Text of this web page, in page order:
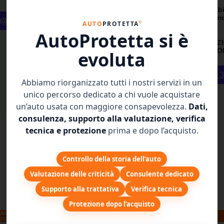
Impianto a
3 comode
rate
Acquista
199€
3
3
Acquista
+ IMPIANTO GAS
+ CAMBIO AUT. +
AUTOPROTETTA®
AutoProtetta si è
evoluta
Abbiamo riorganizzato tutti i nostri servizi in un
unico percorso dedicato a chi vuole acquistare
un’auto usata con maggiore consapevolezza. Dati,
consulenza, supporto alla valutazione, verifica
tecnica e protezioneprima e dopo l’acquisto.
Controllo della storia dell’auto
Valutazione delle criticità
Consulente dedicato
Supporto alla trattativa
Verifica tecnica
Protezione dopo l’acquisto